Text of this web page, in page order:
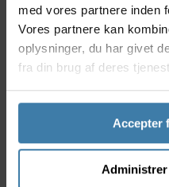
med vores partnere inden
Vores partnere kan
oplysninger, du har givet
fra din brug af deres
Accepter
Anvendelse
Motorex Kædeolie
cykelentusiaster, der
maksimal ydeevne.
sportsbrug, passer
for at beskytte din
fugt og støv, hvilket
glattere og mere effektiv.